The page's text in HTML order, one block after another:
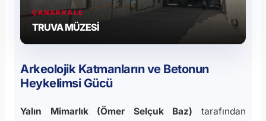
ÖMER SELÇUK BAZ İMZALI
YILIN MÜZESİ ÖZEL ÖDÜLLÜ KAMPÜS
ÇANAKKALE
TRUVA MÜZESİ
Arkeolojik Katmanların ve Betonun
Heykelimsi Gücü
Yalın Mimarlık (Ömer Selçuk Baz) tarafından